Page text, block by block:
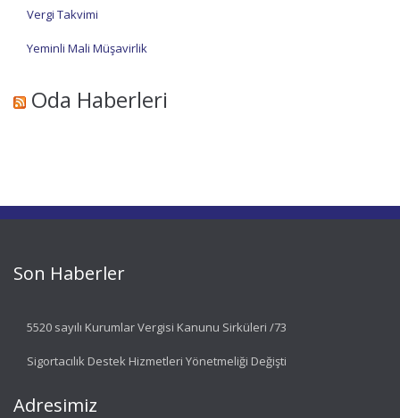
Vergi Takvimi
Yeminli Mali Müşavirlik
Oda Haberleri
Son Haberler
5520 sayılı Kurumlar Vergisi Kanunu Sirküleri /73
Sigortacılık Destek Hizmetleri Yönetmeliği Değişti
Adresimiz